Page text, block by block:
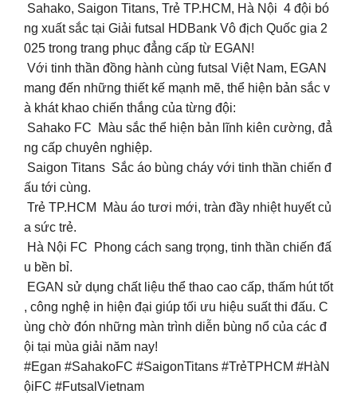
Sahako, Saigon Titans, Trẻ TP.HCM, Hà Nội 4 đội bó
ng xuất sắc tại Giải futsal HDBank Vô địch Quốc gia 2
025 trong trang phục đẳng cấp từ EGAN!
Với tinh thần đồng hành cùng futsal Việt Nam, EGAN
mang đến những thiết kế mạnh mẽ, thể hiện bản sắc v
à khát khao chiến thắng của từng đội:
Sahako FC Màu sắc thể hiện bản lĩnh kiên cường, đẳ
ng cấp chuyên nghiệp.
Saigon Titans Sắc áo bùng cháy với tinh thần chiến đ
ấu tới cùng.
Trẻ TP.HCM Màu áo tươi mới, tràn đầy nhiệt huyết củ
a sức trẻ.
Hà Nội FC Phong cách sang trọng, tinh thần chiến đấ
u bền bỉ.
EGAN sử dụng chất liệu thể thao cao cấp, thấm hút tốt
, công nghệ in hiện đại giúp tối ưu hiệu suất thi đấu. C
ùng chờ đón những màn trình diễn bùng nổ của các đ
ội tại mùa giải năm nay!
#Egan #SahakoFC #SaigonTitans #TrẻTPHCM #HàN
ộiFC #FutsalVietnam